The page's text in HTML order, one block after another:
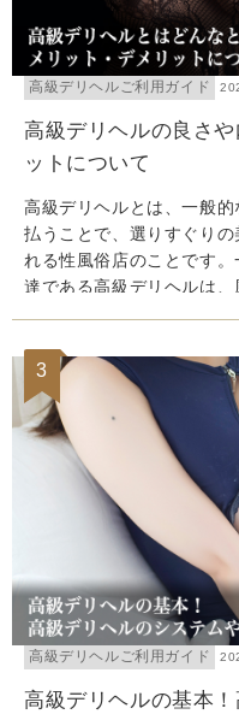
高級デリヘルご利用ガイド
高級デリヘルの良さ
ットについて
高級デリヘルとは、一般
払うことで、選りすぐり
れる性風俗店のことです
達である高級デリヘルは、
します。
3
高級デリヘルご利用ガイド
高級デリヘルの基本